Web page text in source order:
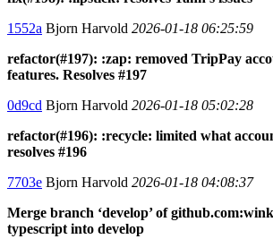
1552a Bjorn Harvold 2026-01-18 06:25:59
refactor(#197): :zap: removed TripPay
features. Resolves #197
0d9cd Bjorn Harvold 2026-01-18 05:02:28
refactor(#196): :recycle: limited what
resolves #196
7703e Bjorn Harvold 2026-01-18 04:08:37
Merge branch ‘develop’ of
typescript into develop